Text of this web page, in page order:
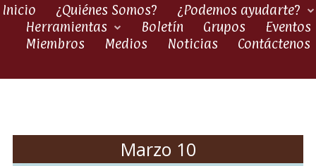
Inicio ¿Quiénes Somos?
¿Podemos ayudarte?
Herramientas
Boletín Grupos
Eventos
Miembros
Medios Noticias Contáctenos
Marzo 10